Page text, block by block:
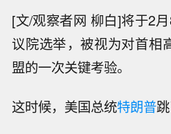
[文/观察者网 柳白]将于2
议院选举‌，被视为对首相
盟的一次关键考验。
这时候，美国总统特朗普